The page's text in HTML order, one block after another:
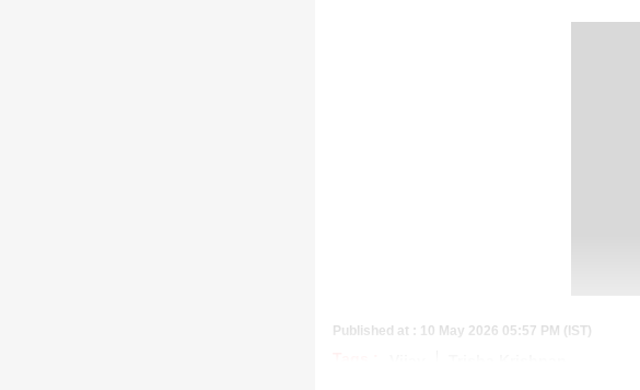
Published at : 10 May 2026 05:57 PM (IST)